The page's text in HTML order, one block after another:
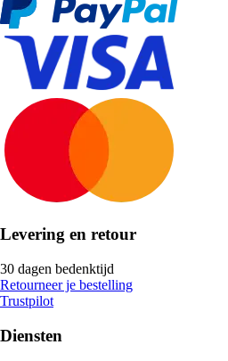
Levering en retour
30 dagen bedenktijd
Retourneer je bestelling
Trustpilot
Diensten